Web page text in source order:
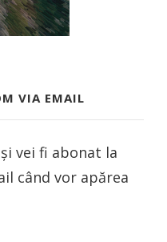
VIA EMAIL
vei fi abonat la
când vor apărea